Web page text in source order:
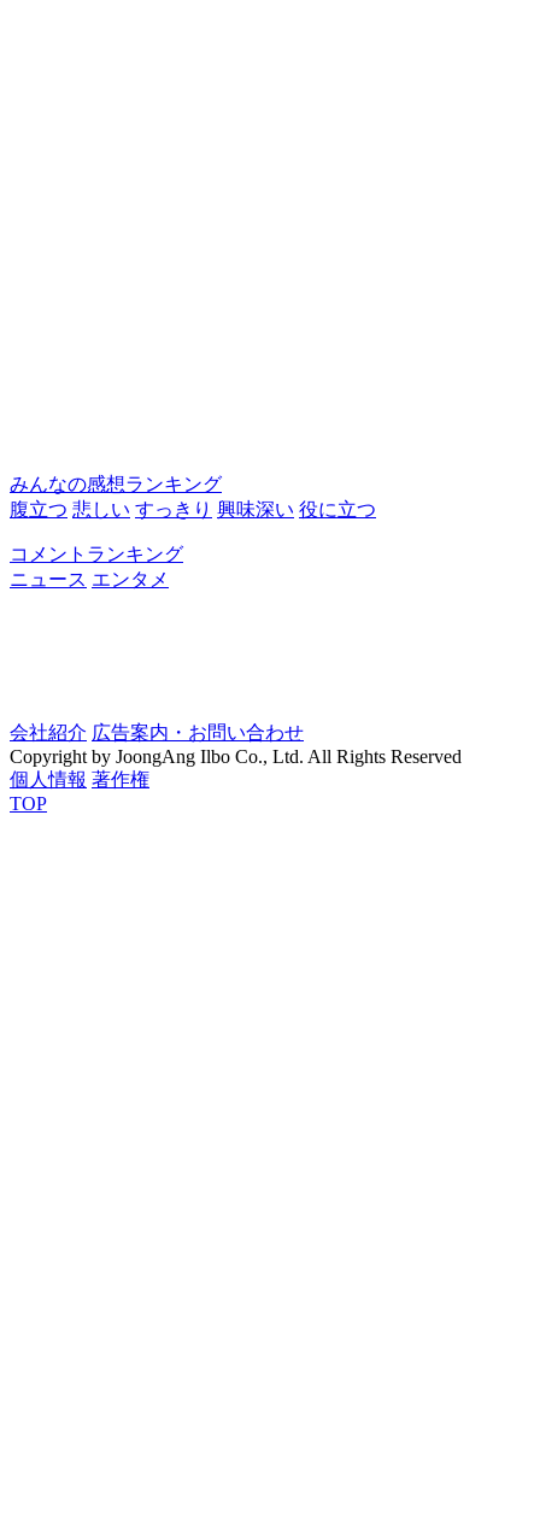
みんなの感想ランキング
腹立つ 悲しい すっきり 興味深い 役に立つ
コメントランキング
ニュース エンタメ
会社紹介 広告案内・お問い合わせ
Copyright by JoongAng Ilbo Co., Ltd. All Rights Reserved
個人情報 著作権
TOP